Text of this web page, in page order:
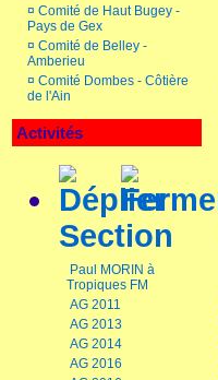
¤ Comité de Haut Bugey -
Pays de Gex
¤ Comité de Belley -
Amberieu
¤ Comité Dombes - Côtière
de l'Ain
Activités
Section
Paul MORIN à
Tropiques FM
AG 2011
AG 2013
AG 2014
AG 2016